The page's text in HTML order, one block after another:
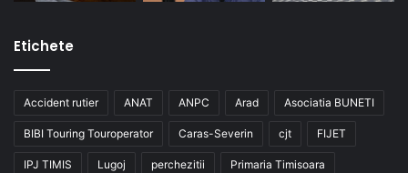
Etichete
Accident rutier ANAT ANPC Arad Asociatia BUNETI
BIBI Touring Touroperator Caras-Severin cjt FIJET
IPJ TIMIS Lugoj perchezitii Primaria Timisoara